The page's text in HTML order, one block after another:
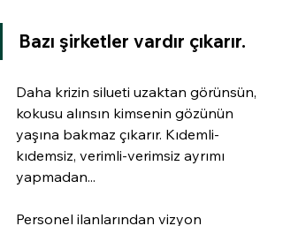
Bazı şirketler vardır çıkarır.
Daha krizin silueti uzaktan görünsün,
kokusu alınsın kimsenin gözünün
yaşına bakmaz çıkarır. Kıdemli-
kıdemsiz, verimli-verimsiz ayrımı
yapmadan...
Personel ilanlarından vizyon